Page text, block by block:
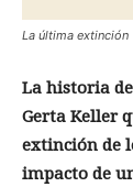
La última extinción
La historia
Gerta Keller
extinción de
impacto de